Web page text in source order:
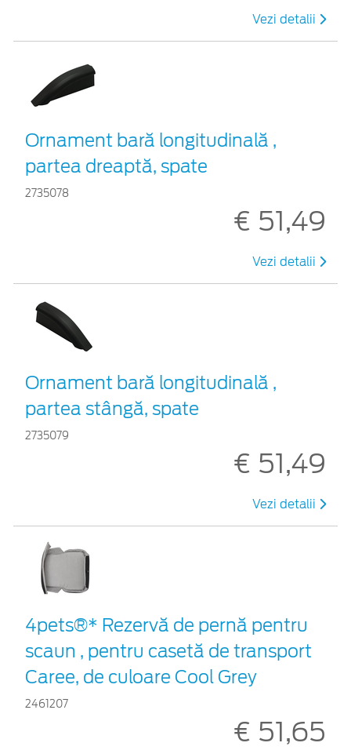
Vezi detalii
Ornament bară longitudinală ,
partea dreaptă, spate
2735078
€ 51,49
Vezi detalii
Ornament bară longitudinală ,
partea stângă, spate
2735079
€ 51,49
Vezi detalii
4pets®* Rezervă de pernă pentru
scaun , pentru casetă de transport
Caree, de culoare Cool Grey
2461207
€ 51,65